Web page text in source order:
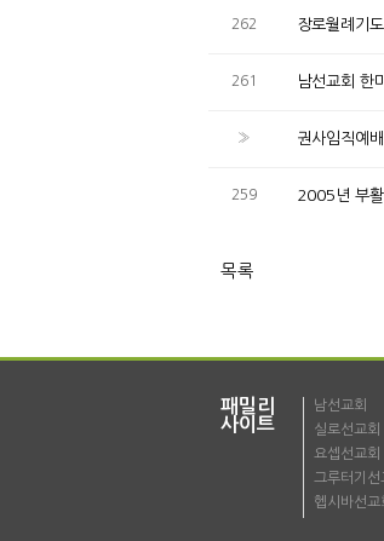
262 장로월례기도
261 남선교회 한
» 권사임직예배
259 2005년 부
목록
패밀리
사이트
남선교회
실로선교회
요셉선교회
그루터기선
헵시바선교